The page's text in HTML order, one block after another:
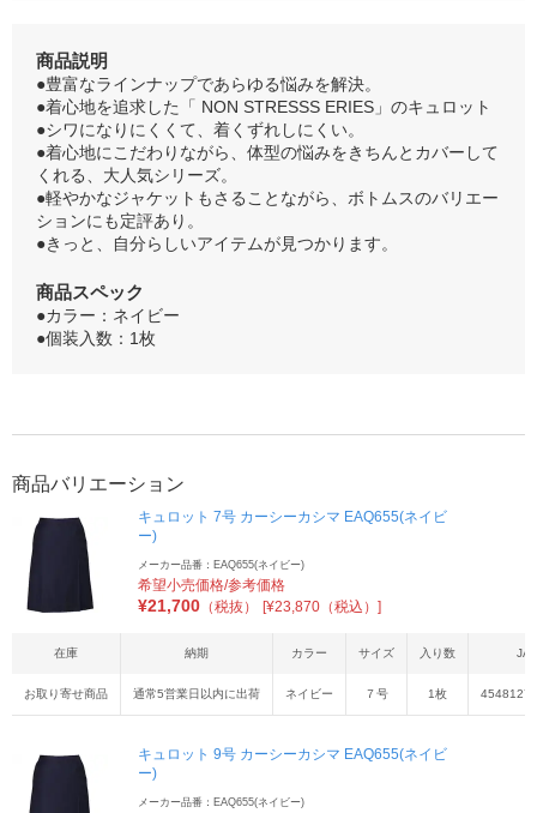
商品説明
●豊富なラインナップであらゆる悩みを解決。
●着心地を追求した「 NON STRESSS ERIES」のキュロット
●シワになりにくくて、着くずれしにくい。
●着心地にこだわりながら、体型の悩みをきちんとカバーして
くれる、大人気シリーズ。
●軽やかなジャケットもさることながら、ボトムスのバリエー
ションにも定評あり。
●きっと、自分らしいアイテムが見つかります。
商品スペック
●カラー：ネイビー
●個装入数：1枚
商品バリエーション
キュロット 7号 カーシーカシマ EAQ655(ネイビ
ー)
メーカー品番：EAQ655(ネイビー)
希望小売価格/参考価格
¥21,700 （税抜） [¥23,870（税込）]
在庫 納期 カラー サイズ 入り数
お取り寄せ商品 通常5営業日以内に出荷 ネイビー ７号 1枚
キュロット 9号 カーシーカシマ EAQ655(ネイビ
ー)
メーカー品番：EAQ655(ネイビー)